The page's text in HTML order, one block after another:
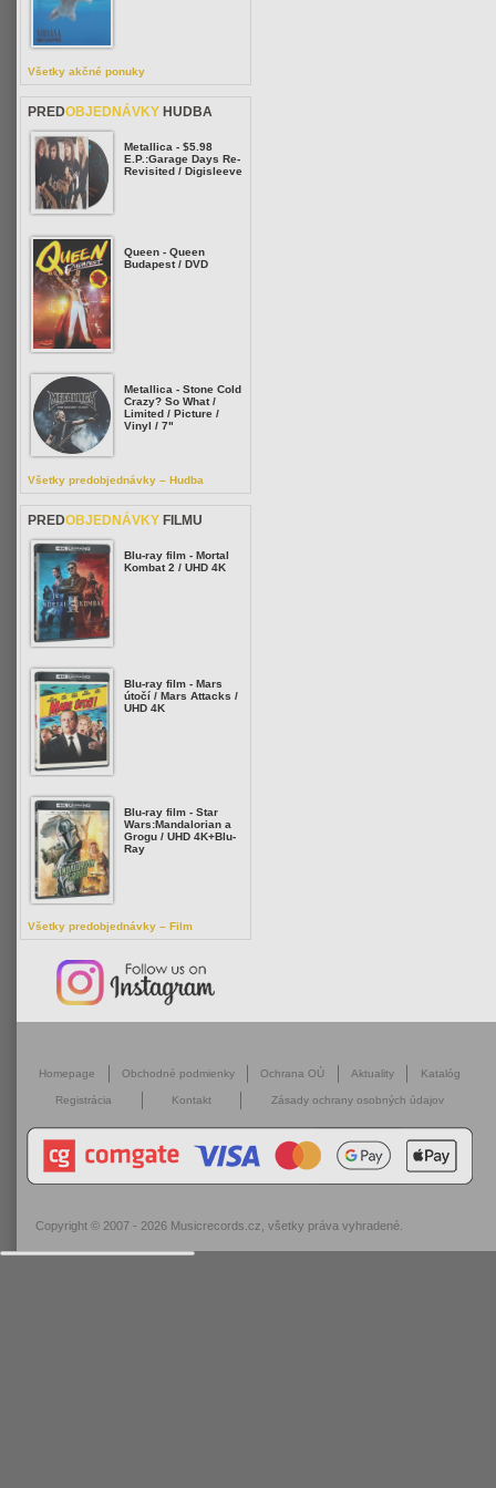
Všetky akčné ponuky
PREDOBJEDNÁVKY HUDBA
Metallica - $5.98
E.P.:Garage Days Re-
Revisited / Digisleeve
Queen - Queen
Budapest / DVD
Metallica - Stone Cold
Crazy? So What /
Limited / Picture /
Vinyl / 7"
Všetky predobjednávky – Hudba
PREDOBJEDNÁVKY FILMU
Blu-ray film - Mortal
Kombat 2 / UHD 4K
Blu-ray film - Mars
útočí / Mars Attacks /
UHD 4K
Blu-ray film - Star
Wars:Mandalorian a
Grogu / UHD 4K+Blu-
Ray
Všetky predobjednávky – Film
Homepage Obchodné podmienky Ochrana OÚ Aktuality Katalóg
Registrácia Kontakt Zásady ochrany osobných údajov
Copyright © 2007 - 2026 Musicrecords.cz , všetky práva vyhradené.